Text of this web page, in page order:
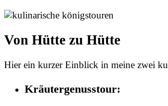
Von Hütte zu Hütte
Hier ein kurzer Einblick in meine zwei
Kräutergenusstour: